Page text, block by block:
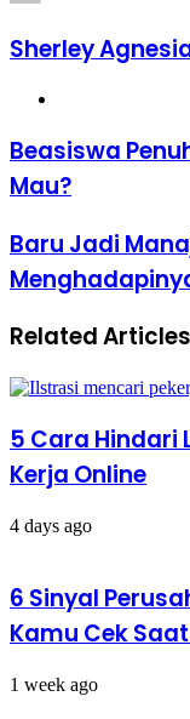
Sherley
Beasiswa
Penuh
S2
di
Taiwan,
Siapa
Beasiswa
Mau?
Baru
Jadi
Manajer?
Tantangan
dan
Menghadapinya
Baru Jadi
Related Articles
5 Cara Hindari
Kerja Online
4 days ago
6 Sinyal
Kamu Cek
1 week ago